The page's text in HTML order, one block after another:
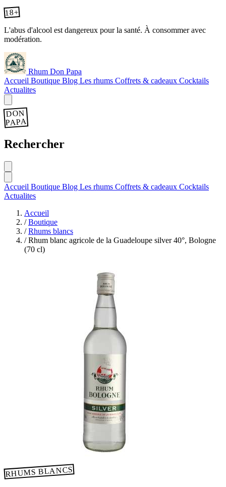
18+
L'abus d'alcool est dangereux pour la santé. À consommer avec
modération.
Rhum Don Papa
Accueil Boutique Blog Les rhums Coffrets & cadeaux Cocktails
Actualites
DON
PAPA
Rechercher
Accueil Boutique Blog Les rhums Coffrets & cadeaux Cocktails
Actualites
Accueil
/ Boutique
/ Rhums blancs
/ Rhum blanc agricole de la Guadeloupe silver 40°, Bologne
(70 cl)
RHUMS BLANCS